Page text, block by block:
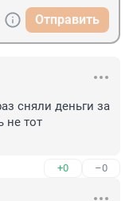
Отправить
сняли деньги за
не тот
+0 –0